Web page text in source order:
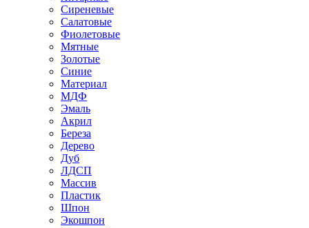
Сиреневые
Салатовые
Фиолетовые
Мятные
Золотые
Синие
Материал
МДФ
Эмаль
Акрил
Береза
Дерево
Дуб
ЛДСП
Массив
Пластик
Шпон
Экошпон